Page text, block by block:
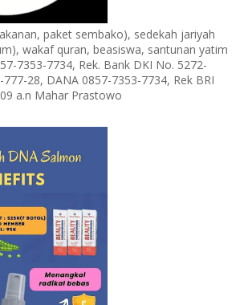
paket sembako), sedekah jariyah
wakaf quran, beasiswa, santunan yatim
7353-7734, Rek. Bank DKI No. 5272-
28, DANA 0857-7353-7734, Rek BRI
a.n Mahar Prastowo